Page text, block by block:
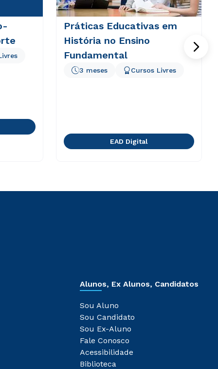
Práticas Educativas em
História no Ensino
Fundamental
3 meses Cursos Livres
EAD Digital
Alunos, Ex Alunos, Candidatos
Sou Aluno
Sou Candidato
Sou Ex-Aluno
Fale Conosco
Acessibilidade
Biblioteca